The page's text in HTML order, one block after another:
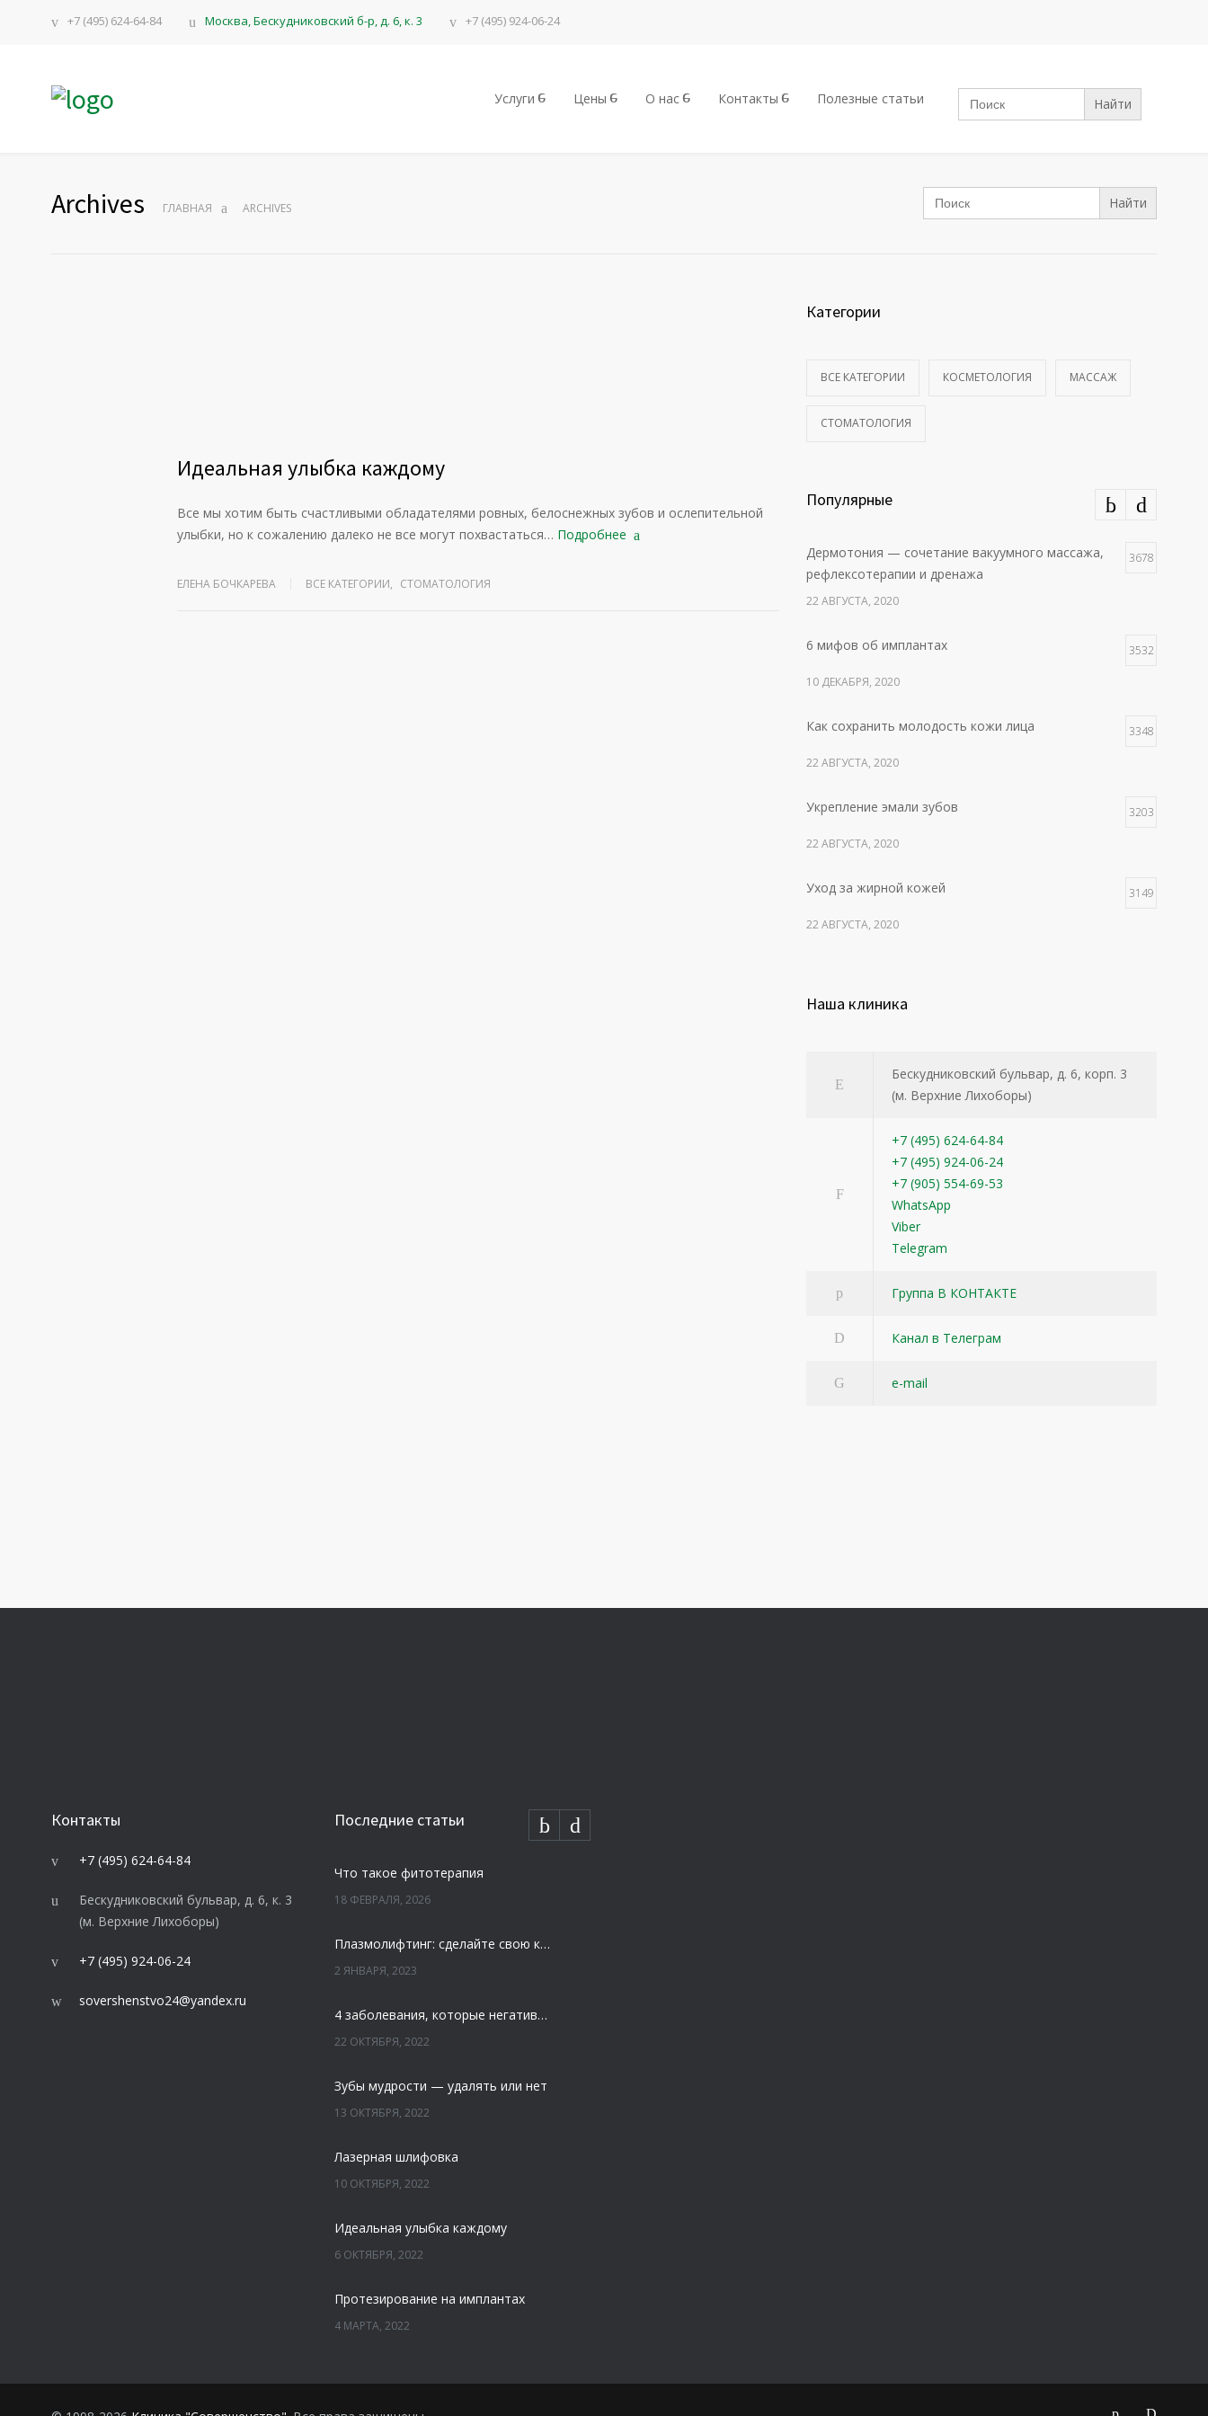
+7 (495) 624-64-84 Москва, Бескудниковский б-р, д. 6, к. 3 +7 (495) 924-06-24
Услуги Цены О нас Контакты Полезные статьи Search
for:
Archives ГЛАВНАЯ ARCHIVES
Search
for:
Идеальная улыбка каждому
Все мы хотим быть счастливыми обладателями ровных, белоснежных зубов и ослепительной
улыбки, но к сожалению далеко не все могут похвастаться… Подробнее
ЕЛЕНА БОЧКАРЕВА ВСЕ КАТЕГОРИИ, СТОМАТОЛОГИЯ
Категории
ВСЕ КАТЕГОРИИ КОСМЕТОЛОГИЯ МАССАЖ
СТОМАТОЛОГИЯ
Популярные
Дермотония — сочетание вакуумного массажа,
рефлексотерапии и дренажа
3678
22 АВГУСТА, 2020
6 мифов об имплантах 3532
10 ДЕКАБРЯ, 2020
Как сохранить молодость кожи лица 3348
22 АВГУСТА, 2020
Укрепление эмали зубов 3203
22 АВГУСТА, 2020
Уход за жирной кожей 3149
22 АВГУСТА, 2020
Наша клиника
Бескудниковский бульвар, д. 6, корп. 3
(м. Верхние Лихоборы)
+7 (495) 624-64-84
+7 (495) 924-06-24
+7 (905) 554-69-53
WhatsApp
Viber
Telegram
Группа В КОНТАКТЕ
Канал в Телеграм
e-mail
Контакты
+7 (495) 624-64-84
Бескудниковский бульвар, д. 6, к. 3
(м. Верхние Лихоборы)
+7 (495) 924-06-24
sovershenstvo24@yandex.ru
Последние статьи
Что такое фитотерапия
18 ФЕВРАЛЯ, 2026
Плазмолифтинг: сделайте свою кожу моложе и свежей
2 ЯНВАРЯ, 2023
4 заболевания, которые негативно влияют на зубы
22 ОКТЯБРЯ, 2022
Зубы мудрости — удалять или нет
13 ОКТЯБРЯ, 2022
Лазерная шлифовка
10 ОКТЯБРЯ, 2022
Идеальная улыбка каждому
6 ОКТЯБРЯ, 2022
Протезирование на имплантах
4 МАРТА, 2022